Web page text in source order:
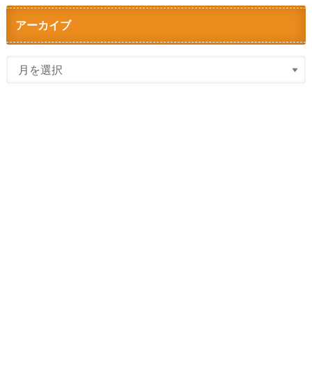
アーカイブ